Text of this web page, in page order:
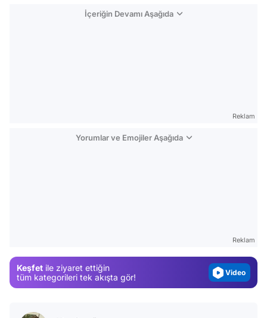
İçeriğin Devamı Aşağıda
Reklam
Yorumlar ve Emojiler Aşağıda
Reklam
Keşfet ile ziyaret ettiğin
tüm kategorileri tek akışta gör!
Video